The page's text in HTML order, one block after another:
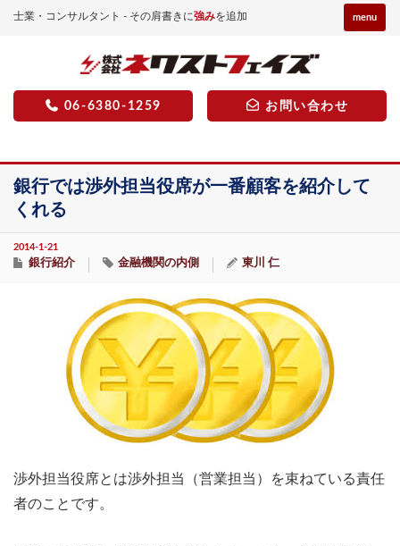
士業・コンサルタント - その肩書きに強みを追加 menu
06-6380-1259 お問い合わせ
銀行では渉外担当役席が一番顧客を紹介して
くれる
2014-1-21
銀行紹介 金融機関の内側 東川 仁
渉外担当役席とは渉外担当（営業担当）を束ねている責任
者のことです。